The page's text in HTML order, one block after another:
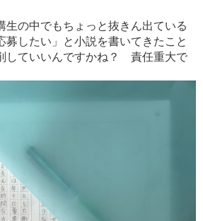
の中でもちょっと抜きん出ている
募したい」と小説を書いてきたこと
していいんですかね？ 責任重大で